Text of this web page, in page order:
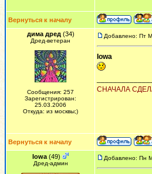
Вернуться к началу
дима дред (34)
Дред-ветеран
Сообщения: 257
Зарегистрирован:
25.03.2006
Откуда: из москвы;)
Добавлено: Пт
Iowa
СНАЧАЛА
Вернуться к началу
Iowa (49)
Дред-админ
Добавлено: Пн